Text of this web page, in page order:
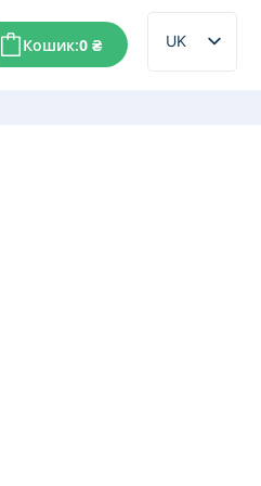
Кошик:0₴
UK
RU